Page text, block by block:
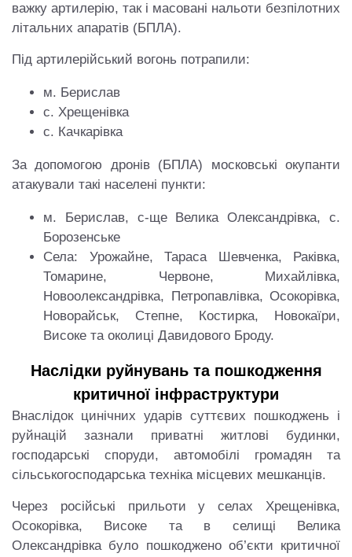
важку артилерію, так і масовані нальоти безпілотних
літальних апаратів (БПЛА).
Під артилерійський вогонь потрапили:
м. Берислав
с. Хрещенівка
с. Качкарівка
За допомогою дронів (БПЛА) московські окупанти
атакували такі населені пункти:
м. Берислав, с-ще Велика Олександрівка, с.
Борозенське
Села: Урожайне, Тараса Шевченка, Раківка,
Томарине, Червоне, Михайлівка,
Новоолександрівка, Петропавлівка, Осокорівка,
Новорайськ, Степне, Костирка, Новокаїри,
Високе та околиці Давидового Броду.
Наслідки руйнувань та пошкодження
критичної інфраструктури
Внаслідок цинічних ударів суттєвих пошкоджень і
руйнацій зазнали приватні житлові будинки,
господарські споруди, автомобілі громадян та
сільськогосподарська техніка місцевих мешканців.
Через російські прильоти у селах Хрещенівка,
Осокорівка, Високе та в селищі Велика
Олександрівка було пошкоджено об’єкти критичної